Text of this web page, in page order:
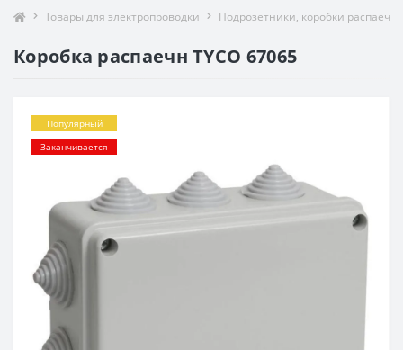
Товары для электропроводки Подрозетники, коробки распаечн
Коробка распаечн TYCO 67065
Популярный
Заканчивается